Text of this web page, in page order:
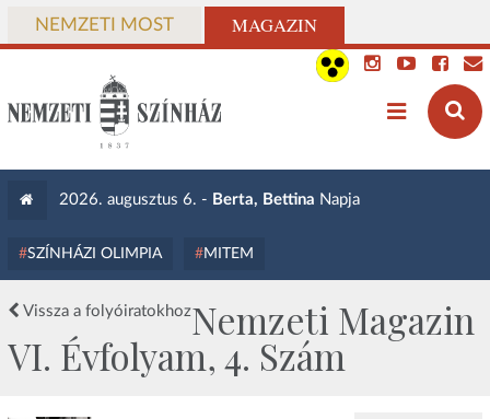
NEMZETI MOST MAGAZIN
2026. augusztus 6. - Berta, Bettina Napja
SZÍNHÁZI OLIMPIA MITEM
Vissza a folyóiratokhozNemzeti Magazin
VI. Évfolyam, 4. Szám